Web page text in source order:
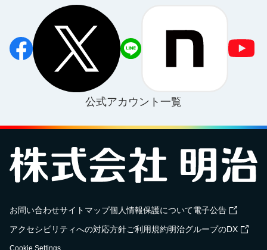
公式アカウント一覧
お問い合わせサイトマップ個人情報保護について電子公告
アクセシビリティへの対応方針ご利用規約明治グループのDX